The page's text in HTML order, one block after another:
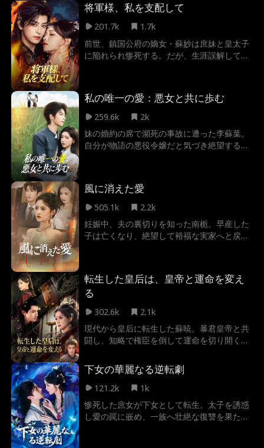
した沈家へ無理やり婿入りさせられた男だっ
た。彼は自らの不遇を呪い、妻の家族に散々
妻と義母はそんな彼を見捨てることなく、ど
こまでも優しく包み込んでいたのだ。仙道を
償の愛に激しく心を揺さぶられた彼は誓う。
この恩、単なる金や名誉で返してなるもの
か。「そうだ、俺が家族全員を仙界へ引き上
げてやる！」
将軍様、私を支配して
201.7k
1.7k
前世、鎮国公府の嫡女・蘇妙は庶妹と皇太子
に陥れられ惨死する。だが、生涯誤解してい
よう彼に取引を持ちかける。だが、目の前の
冷酷な彼もまた前世の記憶を持っていたとは
私の唯一の愛：悪女と共に歩む
259.6k
2k
妹の婚約の席で瀕死の事故に遭った李蘇葉。
自分が物語の悪役令嬢だと気づき絶望する
の華麗なる逆転劇！運命を覆し、唯一無二の
幼馴染と紡ぐ極上の復讐ラブストーリー！
風に消えた愛
505.1k
2.2k
妊娠中、夫の裏切りを知った南栀。早産した
子は亡くなり、絶望して裕福な実家へと戻
転生した皇后は、皇帝と運命を変え
る
302.6k
2.1k
現代から皇后に転生した蘇暁。暴君皇帝と共
闘し、知略で権臣を倒して運命を切り開く愛
下女の華麗なる逆転劇
121.2k
1k
惨死した庶女が下女として転生。太子を誘惑
し愛の罠に嵌め、一族へ壮絶な復讐を果たす